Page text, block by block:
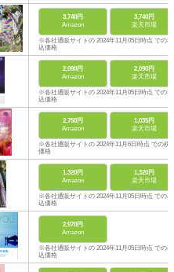
3,740円
Amazon
3,740円
楽天市場
※各社通販サイトの 2024年11月05日時点 での税
込価格
2,090円
Amazon
2,090円
楽天市場
※各社通販サイトの 2024年11月05日時点 での税
込価格
2,750円
Amazon
1,035円
楽天市場
※各社通販サイトの 2024年11月6日時点 での税
価格
1,320円
Amazon
1,320円
楽天市場
※各社通販サイトの 2024年11月05日時点 での税
込価格
2,970円
Amazon
※各社通販サイトの 2024年11月05日時点 での税
込価格